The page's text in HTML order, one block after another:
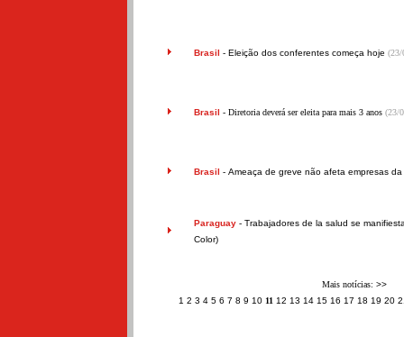
Brasil - Eleição dos conferentes começa hoje (23/
Brasil - Diretoria deverá ser eleita para mais 3 anos (23/
Brasil - Ameaça de greve não afeta empresas da
Paraguay- Trabajadores de la salud se
Color)
Mais notícias: >>
1 2 3 4 5 6 7 8 9 10 11 12 13 14 15 16 17 18 19 20